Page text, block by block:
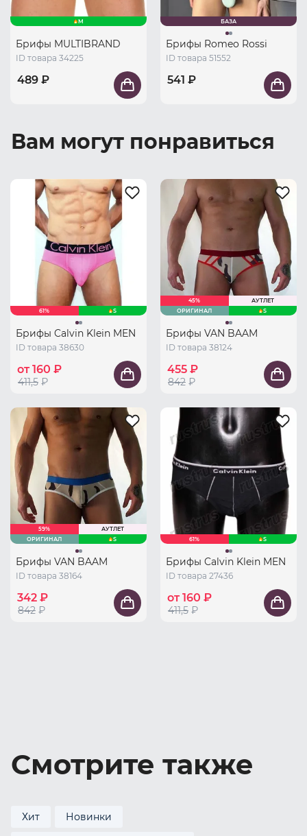
M
Брифы MULTIBRAND
ID товара 34225
489 ₽
БАЗА
Брифы Romeo Rossi
ID товара 51552
541 ₽
Вам могут понравиться
61% S
Брифы Calvin Klein MEN
ID товара 38630
от 160 ₽
411,5 ₽
45%
АУТЛЕТ
ОРИГИНАЛ
S
Брифы VAN BAAM
ID товара 38124
455 ₽
842 ₽
59%
АУТЛЕТ
ОРИГИНАЛ
S
Брифы VAN BAAM
ID товара 38164
342 ₽
842 ₽
61% S
Брифы Calvin Klein MEN
ID товара 27436
от 160 ₽
411,5 ₽
Смотрите также
Хит Новинки